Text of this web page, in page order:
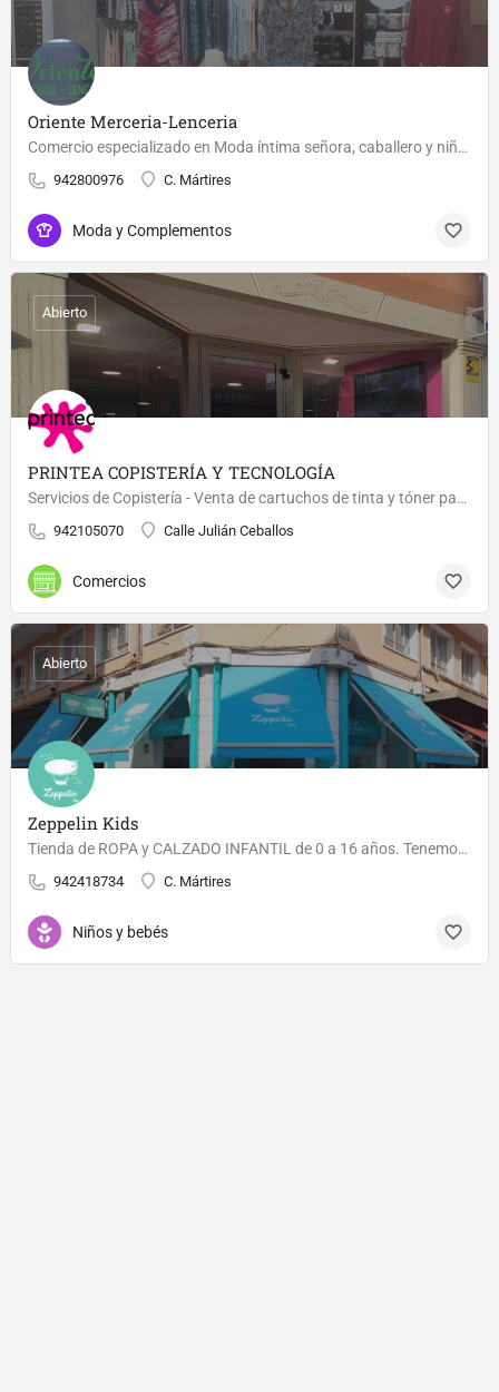
Oriente Merceria-Lenceria
Comercio especializado en Moda íntima señora, caballero y niños. También amplio muestrario en Mercería y…
942800976 C. Mártires
Moda y Complementos
PRINTEA COPISTERÍA Y TECNOLOGÍA
Servicios de Copistería - Venta de cartuchos de tinta y tóner para impresoras - Servicio Técnico Informático…
942105070 Calle Julián Ceballos
Abierto
Comercios
Zeppelin Kids
Tienda de ROPA y CALZADO INFANTIL de 0 a 16 años. Tenemos una zona de ocio para los peques para que ellos…
942418734 C. Mártires
Abierto
Niños y bebés